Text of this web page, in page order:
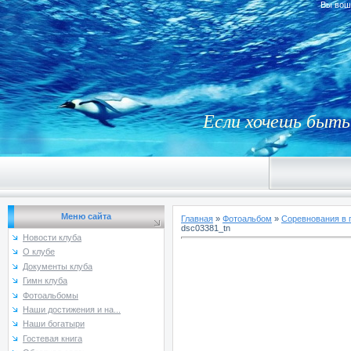
Вы
Если хочешь быть
Меню сайта
Новости клуба
О клубе
Документы клуба
Гимн клуба
Фотоальбомы
Наши достижения и на...
Наши богатыри
Гостевая книга
Главная » Фотоальбом » Соревнования в
dsc03381_tn